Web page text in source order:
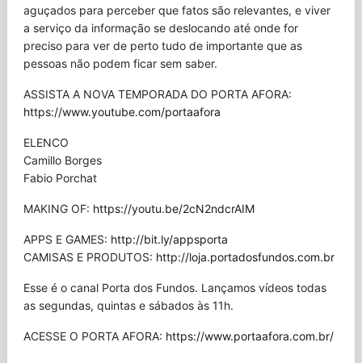
aguçados para perceber que fatos são relevantes, e viver
a serviço da informação se deslocando até onde for
preciso para ver de perto tudo de importante que as
pessoas não podem ficar sem saber.
ASSISTA A NOVA TEMPORADA DO PORTA AFORA:
https://www.youtube.com/portaafora
ELENCO
Camillo Borges
Fabio Porchat
MAKING OF: https://youtu.be/2cN2ndcrAIM
APPS E GAMES: http://bit.ly/appsporta
CAMISAS E PRODUTOS: http://loja.portadosfundos.com.br
Esse é o canal Porta dos Fundos. Lançamos vídeos todas
as segundas, quintas e sábados às 11h.
ACESSE O PORTA AFORA: https://www.portaafora.com.br/